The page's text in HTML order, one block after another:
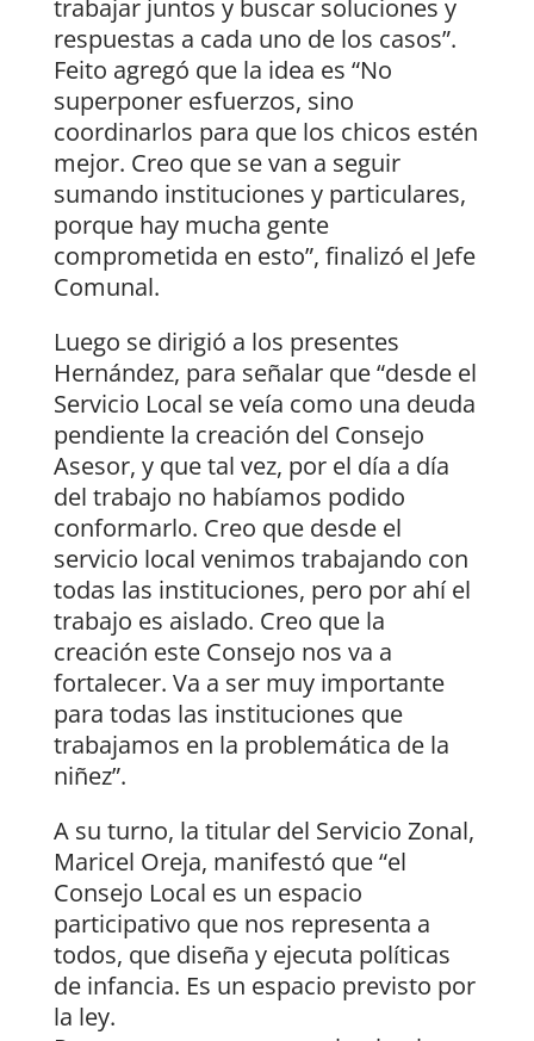
trabajar juntos y buscar soluciones y
respuestas a cada uno de los casos”.
Feito agregó que la idea es “No
superponer esfuerzos, sino
coordinarlos para que los chicos estén
mejor. Creo que se van a seguir
sumando instituciones y particulares,
porque hay mucha gente
comprometida en esto”, finalizó el Jefe
Comunal.
Luego se dirigió a los presentes
Hernández, para señalar que “desde el
Servicio Local se veía como una deuda
pendiente la creación del Consejo
Asesor, y que tal vez, por el día a día
del trabajo no habíamos podido
conformarlo. Creo que desde el
servicio local venimos trabajando con
todas las instituciones, pero por ahí el
trabajo es aislado. Creo que la
creación este Consejo nos va a
fortalecer. Va a ser muy importante
para todas las instituciones que
trabajamos en la problemática de la
niñez”.
A su turno, la titular del Servicio Zonal,
Maricel Oreja, manifestó que “el
Consejo Local es un espacio
participativo que nos representa a
todos, que diseña y ejecuta políticas
de infancia. Es un espacio previsto por
la ley.